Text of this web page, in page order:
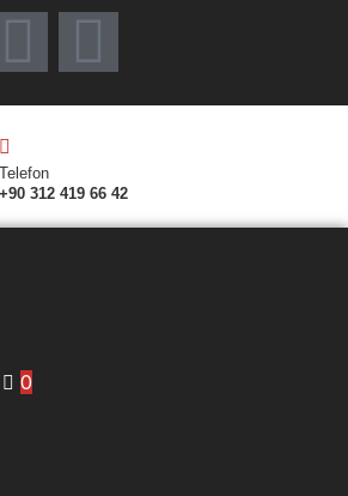
Telefon
+90 312 419 66 42
0